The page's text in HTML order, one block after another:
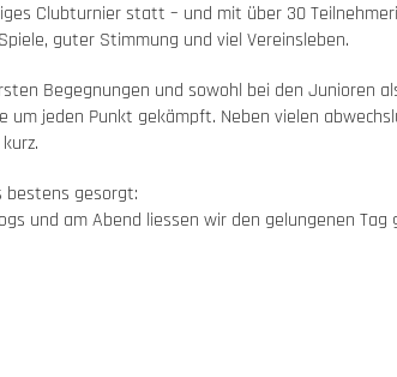
Clubturnier statt – und mit über 30
guter Stimmung und viel Vereinsleben.
Begegnungen und sowohl bei den Junioren
um jeden Punkt gekämpft. Neben vielen
bestens gesorgt:
und am Abend liessen wir den gelungenen Tag